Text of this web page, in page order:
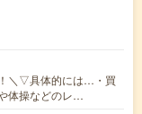
＼▽具体的には…・買
体操などのレ…